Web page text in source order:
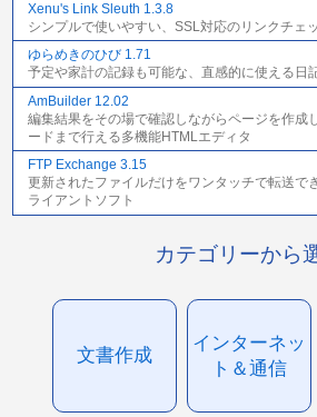
Xenu's Link Sleuth 1.3.8
シンプルで使いやすい、SSL対応のリンクチェ
ゆらめきのひび 1.71
予定や家計の記録も可能な、直感的に使える日
AmBuilder 12.02
編集結果をその場で確認しながらページを作成
ードまで行える多機能HTMLエディタ
FTP Exchange 3.15
更新されたファイルだけをワンタッチで転送で
ライアントソフト
カテゴリーから
文書作成
インターネッ
ト＆通信